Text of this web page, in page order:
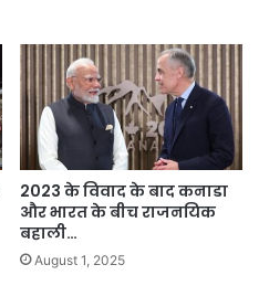
2023 के विवाद के बाद कनाडा
और भारत के बीच राजनयिक
बहाली…
August 1, 2025